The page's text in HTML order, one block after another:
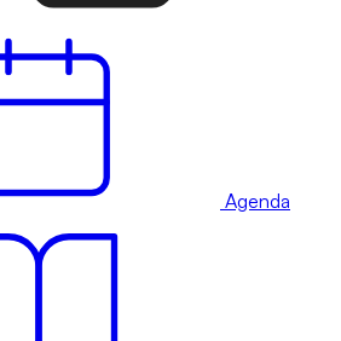
Agenda